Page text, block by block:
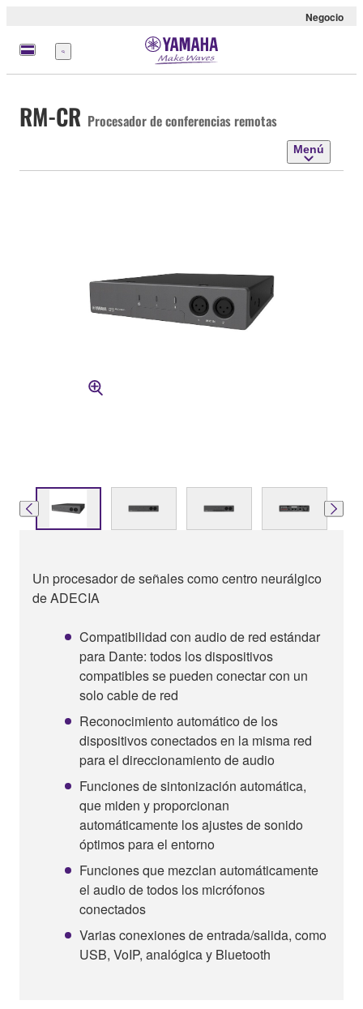
Negocio
Menú
RM-CR Procesador de conferencias remotas
Menú
Un procesador de señales como centro neurálgico
de ADECIA
Compatibilidad con audio de red estándar
para Dante: todos los dispositivos
compatibles se pueden conectar con un
solo cable de red
Reconocimiento automático de los
dispositivos conectados en la misma red
para el direccionamiento de audio
Funciones de sintonización automática,
que miden y proporcionan
automáticamente los ajustes de sonido
óptimos para el entorno
Funciones que mezclan automáticamente
el audio de todos los micrófonos
conectados
Varias conexiones de entrada/salida, como
USB, VoIP, analógica y Bluetooth